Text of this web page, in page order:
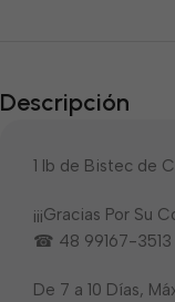
Descripción
1 lb de Bistec de
¡¡¡Gracias Por Su
☎ 48 99167-3513
De 7 a 10 Días,